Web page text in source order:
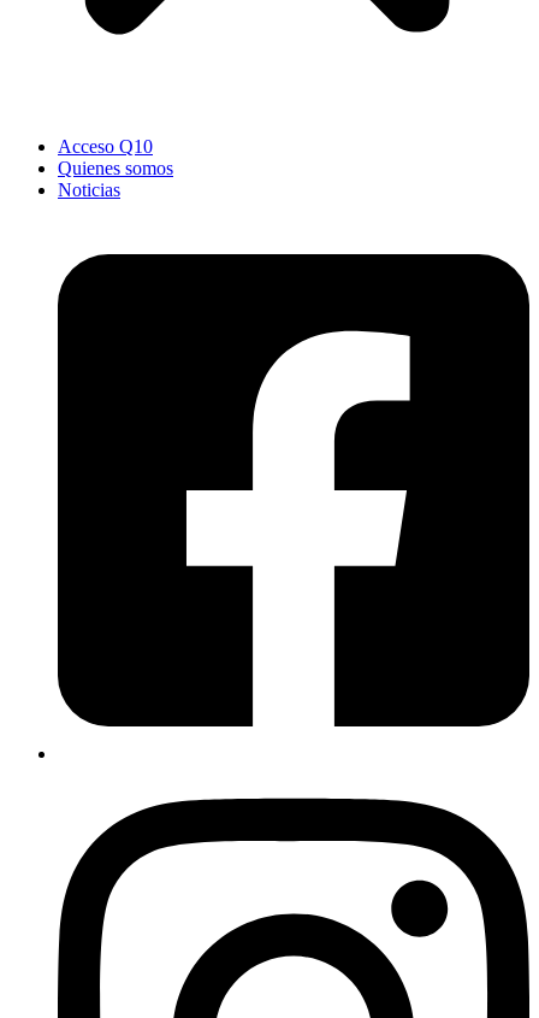
Acceso Q10
Quienes somos
Noticias